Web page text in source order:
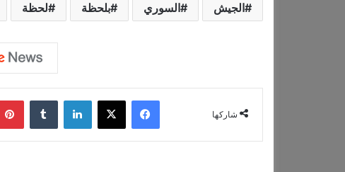
الجيش السوري بلحظة لحظة
شاركها
فيسبوك ‫X لينكدإن